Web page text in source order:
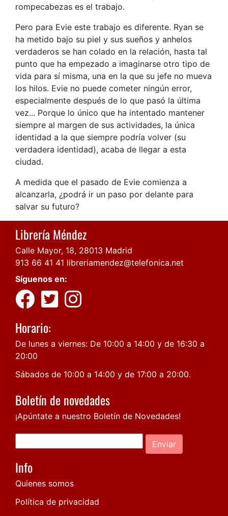
rompecabezas es el trabajo.
Pero para Evie este trabajo es diferente. Ryan se
ha metido bajo su piel y sus sueños y anhelos
verdaderos se han colado en la relación, hasta tal
punto que ha empezado a imaginarse otro tipo de
vida para sí misma, una en la que su jefe no mueva
los hilos. Evie no puede cometer ningún error,
especialmente después de lo que pasó la última
vez... Porque lo único que ha intentado mantener
siempre al margen de sus actividades, la única
identidad a la que siempre podría volver (su
verdadera identidad), acaba de llegar a esta
ciudad.
A medida que el pasado de Evie comienza a
alcanzarla, ¿podrá ir un paso por delante para
salvar su futuro?
Librería Méndez
Calle Mayor, 18, 28013 Madrid
913 66 41 41 libreriamendez@telefonica.net
Síguenos en:
Horario:
De lunes a viernes: De 10:00 a 14:00 y de 16:30 a
20:00
Sábados de 10:00 a 14:00 y de 17:00 a 20:00.
Boletín de novedades
¡Apúntate a nuestro Boletín de Novedades!
Enviar
Info
Quienes somos
Política de privacidad